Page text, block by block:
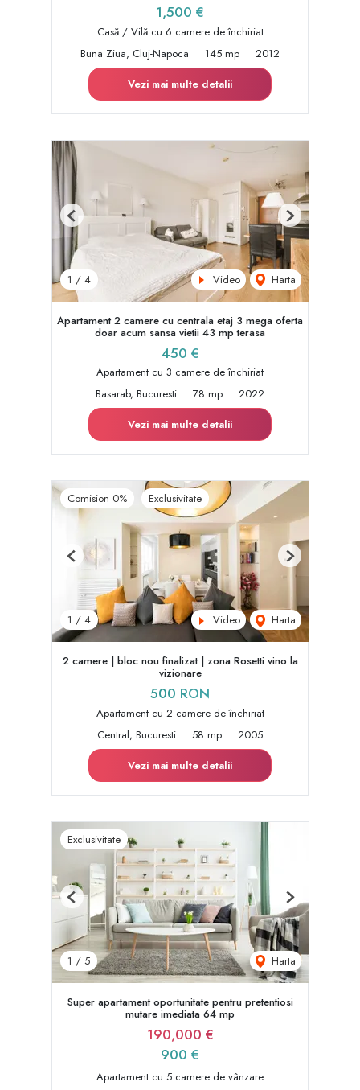
1,500 €
Casă / Vilă cu 6 camere de închiriat
Buna Ziua, Cluj-Napoca
145 mp
2012
Vezi mai multe detalii
1 / 4 Video Harta
Previous Next
Apartament 2 camere cu centrala etaj 3 mega oferta
doar acum sansa vietii 43 mp terasa
450 €
Apartament cu 3 camere de închiriat
Basarab, Bucuresti
78 mp
2022
Vezi mai multe detalii
Comision 0% Exclusivitate
1 / 4 Video Harta
Previous Next
2 camere | bloc nou finalizat | zona Rosetti vino la
vizionare
500 RON
Apartament cu 2 camere de închiriat
Central, Bucuresti
58 mp
2005
Vezi mai multe detalii
Exclusivitate
1 / 5 Harta
Previous Next
Super apartament oportunitate pentru pretentiosi
mutare imediata 64 mp
190,000 €
900 €
Apartament cu 5 camere de vânzare